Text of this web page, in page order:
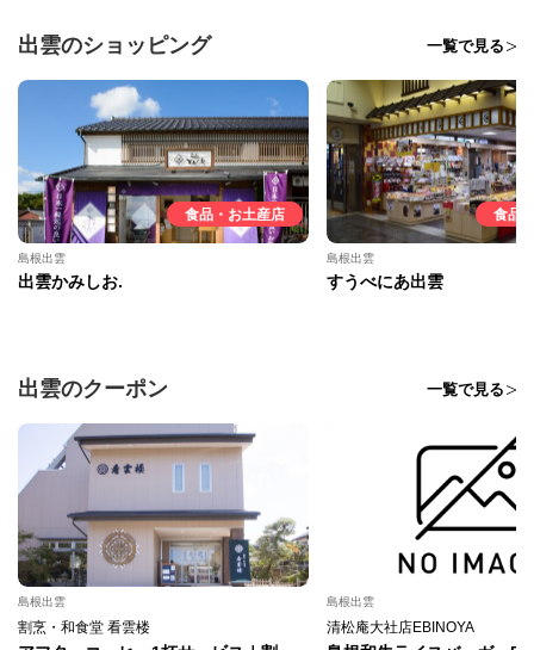
出雲のショッピング 一覧で見る
食品・お土産店
島根出雲
出雲かみしお.
食品
島根出雲
すうべにあ出雲
出雲のクーポン 一覧で見る
島根出雲
割烹・和食堂 看雲楼
島根出雲
清松庵大社店EBINOYA